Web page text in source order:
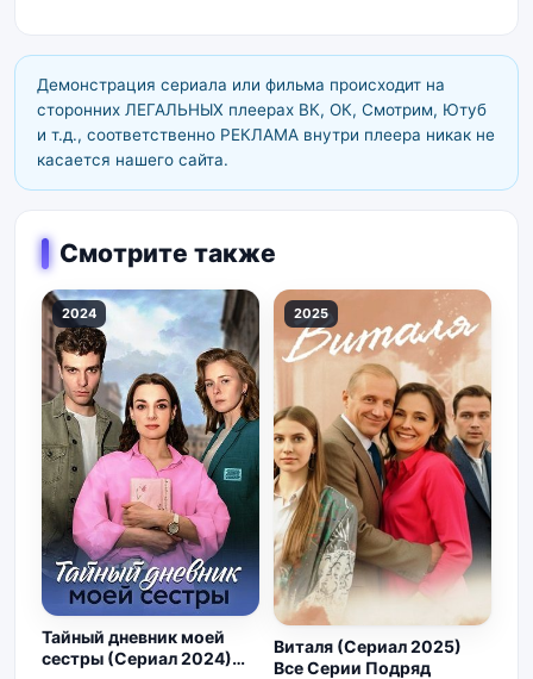
Демонстрация сериала или фильма происходит на
сторонних ЛЕГАЛЬНЫХ плеерах ВК, ОК, Смотрим, Ютуб
и т.д., соответственно РЕКЛАМА внутри плеера никак не
касается нашего сайта.
Смотрите также
2024
Тайный дневник моей
сестры (Сериал 2024)
2025
Виталя (Сериал 2025)
Все Серии Подряд